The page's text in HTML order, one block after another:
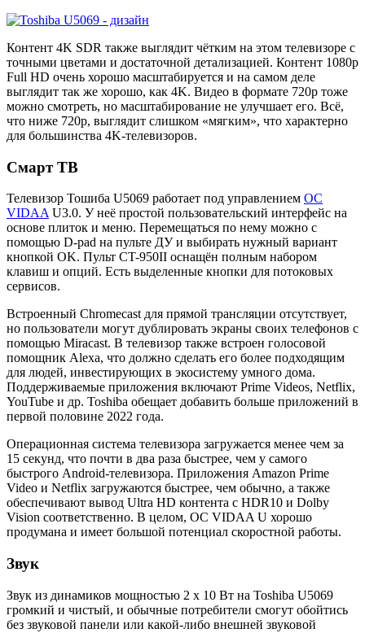
Контент 4K SDR также выглядит чётким на этом телевизоре с
точными цветами и достаточной детализацией. Контент 1080p
Full HD очень хорошо масштабируется и на самом деле
выглядит так же хорошо, как 4K. Видео в формате 720p тоже
можно смотреть, но масштабирование не улучшает его. Всё,
что ниже 720p, выглядит слишком «мягким», что характерно
для большинства 4K-телевизоров.
Смарт ТВ
Телевизор Тошиба U5069 работает под управлением ОС
VIDAA U3.0. У неё простой пользовательский интерфейс на
основе плиток и меню. Перемещаться по нему можно с
помощью D-pad на пульте ДУ и выбирать нужный вариант
кнопкой OK. Пульт CT-950II оснащён полным набором
клавиш и опций. Есть выделенные кнопки для потоковых
сервисов.
Встроенный Chromecast для прямой трансляции отсутствует,
но пользователи могут дублировать экраны своих телефонов с
помощью Miracast. В телевизор также встроен голосовой
помощник Alexa, что должно сделать его более подходящим
для людей, инвестирующих в экосистему умного дома.
Поддерживаемые приложения включают Prime Videos, Netflix,
YouTube и др. Toshiba обещает добавить больше приложений в
первой половине 2022 года.
Операционная система телевизора загружается менее чем за
15 секунд, что почти в два раза быстрее, чем у самого
быстрого Android-телевизора. Приложения Amazon Prime
Video и Netflix загружаются быстрее, чем обычно, а также
обеспечивают вывод Ultra HD контента с HDR10 и Dolby
Vision соответственно. В целом, ОС VIDAA U хорошо
продумана и имеет большой потенциал скоростной работы.
Звук
Звук из динамиков мощностью 2 х 10 Вт на Toshiba U5069
громкий и чистый, и обычные потребители смогут обойтись
без звуковой панели или какой-либо внешней звуковой